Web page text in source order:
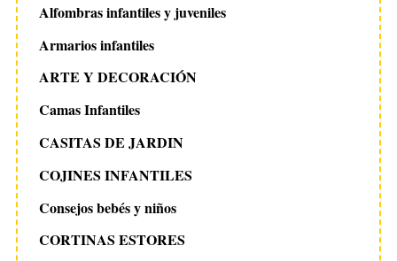
Alfombras infantiles y juveniles
Armarios infantiles
ARTE Y DECORACIÓN
Camas Infantiles
CASITAS DE JARDIN
COJINES INFANTILES
Consejos bebés y niños
CORTINAS ESTORES